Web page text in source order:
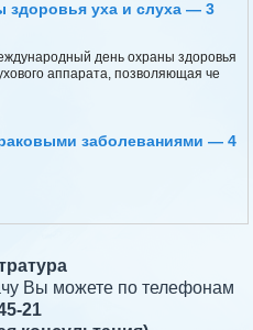
уха и слуха — 3
день охраны здоровья
аппарата, позволяющая че
заболеваниями — 4
Вы можете по телефонам
21